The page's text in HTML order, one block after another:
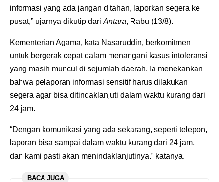
informasi yang ada jangan ditahan, laporkan segera ke
pusat,” ujarnya dikutip dari Antara, Rabu (13/8).
Kementerian Agama, kata Nasaruddin, berkomitmen
untuk bergerak cepat dalam menangani kasus intoleransi
yang masih muncul di sejumlah daerah. Ia menekankan
bahwa pelaporan informasi sensitif harus dilakukan
segera agar bisa ditindaklanjuti dalam waktu kurang dari
24 jam.
“Dengan komunikasi yang ada sekarang, seperti telepon,
laporan bisa sampai dalam waktu kurang dari 24 jam,
dan kami pasti akan menindaklanjutinya,” katanya.
BACA JUGA